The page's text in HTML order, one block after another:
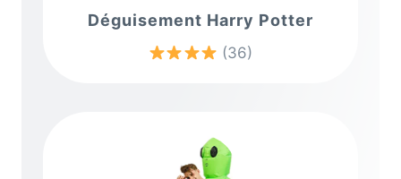
Déguisement Harry Potter
(36)